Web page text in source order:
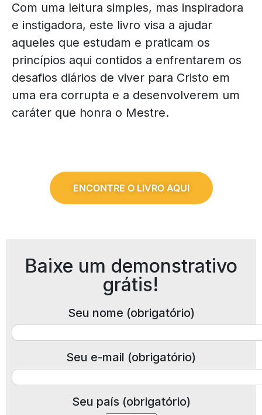
Com uma leitura simples, mas inspiradora
e instigadora, este livro visa a ajudar
aqueles que estudam e praticam os
princípios aqui contidos a enfrentarem os
desafios diários de viver para Cristo em
uma era corrupta e a desenvolverem um
caráter que honra o Mestre.
ENCONTRE O LIVRO AQUI
Baixe um demonstrativo
grátis!
Seu nome (obrigatório)
Seu e-mail (obrigatório)
Seu país (obrigatório)